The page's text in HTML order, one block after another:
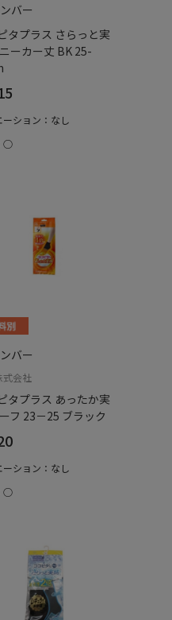
バー
タプラス さらっと実
ーカー丈 BK 25-
ーション：なし
○
バー
式会社
タプラス あったか実
フ 23－25 ブラック
ーション：なし
○